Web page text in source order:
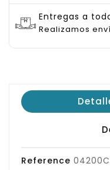
Entregas a
Realizamos
Reference